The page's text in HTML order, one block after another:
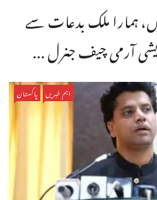
ہمارا ملک بدعات سے
آرمی چیف جنرل ...
اہم خبریں پاکستان